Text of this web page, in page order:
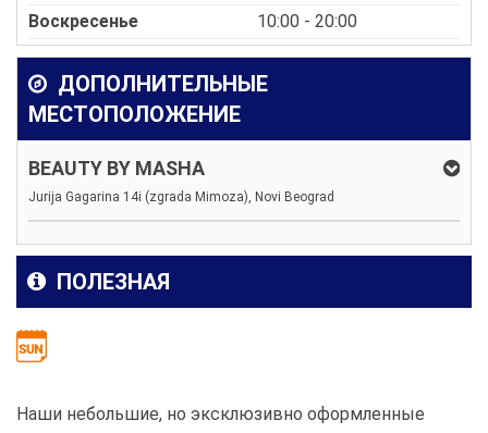
Воскресенье
10:00 - 20:00
ДОПОЛНИТЕЛЬНЫЕ
МЕСТОПОЛОЖЕНИЕ
BEAUTY BY MASHA
Jurija Gagarina 14i (zgrada Mimoza), Novi Beograd
ПОЛЕЗНАЯ
Наши небольшие, но эксклюзивно оформленные